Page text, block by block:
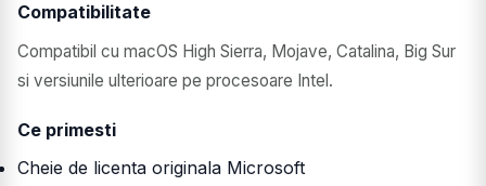
Compatibilitate
Compatibil cu macOS High Sierra, Mojave, Catalina, Big Sur
si versiunile ulterioare pe procesoare Intel.
Ce primesti
Cheie de licenta originala Microsoft